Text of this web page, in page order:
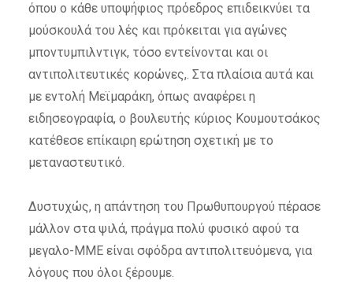
όπου ο κάθε υποψήφιος πρόεδρος επιδεικνύει τα
μούσκουλά του λές και πρόκειται για αγώνες
μποντυμπιλντιγκ, τόσο εντείνονται και οι
αντιπολιτευτικές κορώνες,. Στα πλαίσια αυτά και
με εντολή Μεϊμαράκη, όπως αναφέρει η
ειδησεογραφία, ο βουλευτής κύριος Κουμουτσάκος
κατέθεσε επίκαιρη ερώτηση σχετική με το
μεταναστευτικό.
Δυστυχώς, η απάντηση του Πρωθυπουργού πέρασε
μάλλον στα ψιλά, πράγμα πολύ φυσικό αφού τα
μεγαλο-ΜΜΕ είναι σφόδρα αντιπολιτευόμενα, για
λόγους που όλοι ξέρουμε.